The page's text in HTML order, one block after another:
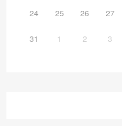
24 25 26 27
31 1 2 3